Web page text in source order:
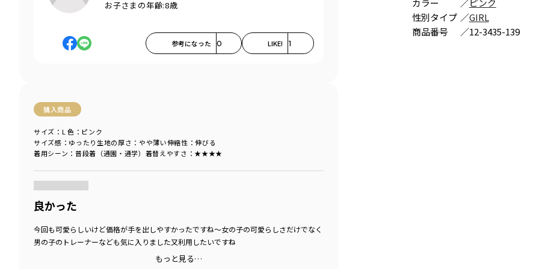
お子さまの年齢:8歳
参考になった 0 LIKE! 1
購入商品
サイズ感 ：ゆったり 生地の厚さ ：やや薄い伸縮性 ：伸びる
着用シーン ：普段着（通園・通学） 着替えやすさ ：★★★★
サイズ：L 色：ピンク
良かった
今回も可愛らしいけど価格が手を出しやすかったですね～女の子の可愛らしさだけでなく
男の子のトレーナーなども気に入りました又利用したいですね
もっと見る…
カラー ／ ピンク
性別タイプ ／GIRL
商品番号
／12-3435-139